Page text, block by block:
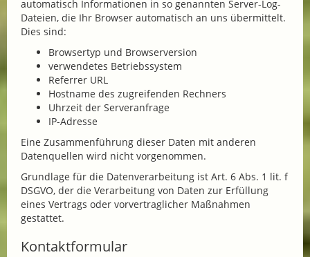
automatisch Informationen in so genannten Server-Log-
Dateien, die Ihr Browser automatisch an uns übermittelt.
Dies sind:
Browsertyp und Browserversion
verwendetes Betriebssystem
Referrer URL
Hostname des zugreifenden Rechners
Uhrzeit der Serveranfrage
IP-Adresse
Eine Zusammenführung dieser Daten mit anderen
Datenquellen wird nicht vorgenommen.
Grundlage für die Datenverarbeitung ist Art. 6 Abs. 1 lit. f
DSGVO, der die Verarbeitung von Daten zur Erfüllung
eines Vertrags oder vorvertraglicher Maßnahmen
gestattet.
Kontaktformular